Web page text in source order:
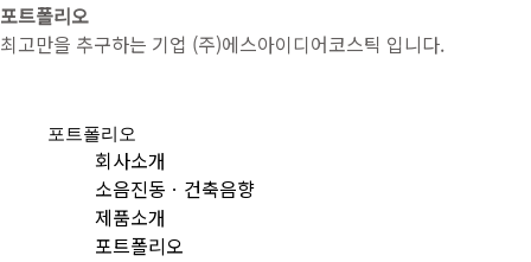
포트폴리오
최고만을 추구하는 기업 (주)에스아이디어코스틱 입니다.
포트폴리오
회사소개
소음진동ㆍ건축음향
제품소개
포트폴리오